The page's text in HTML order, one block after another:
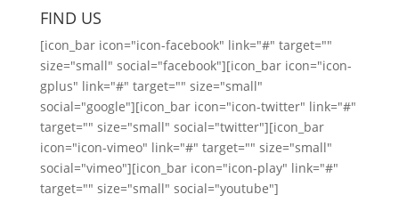
FIND US
[icon_bar icon="icon-facebook" link="#" target=""
size="small" social="facebook"][icon_bar icon="icon-
gplus" link="#" target="" size="small"
social="google"][icon_bar icon="icon-twitter" link="#"
target="" size="small" social="twitter"][icon_bar
icon="icon-vimeo" link="#" target="" size="small"
social="vimeo"][icon_bar icon="icon-play" link="#"
target="" size="small" social="youtube"]